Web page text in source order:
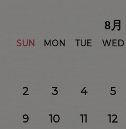
8月
SUN MON TUE WED
2 3 4 5
9 10 11 12